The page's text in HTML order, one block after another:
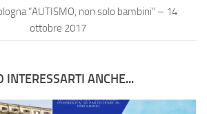
“AUTISMO, non solo bambini” – 14
ottobre 2017
INTERESSARTI ANCHE...